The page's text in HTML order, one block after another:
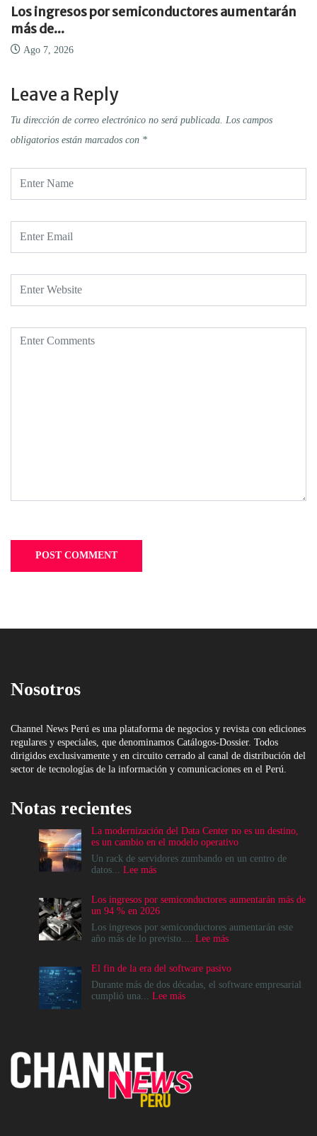
Los ingresos por semiconductores aumentarán
más de...
Ago 7, 2026
Leave a Reply
Tu dirección de correo electrónico no será publicada. Los campos
obligatorios están marcados con *
Nosotros
Channel News Perú es una plataforma de negocios y revista con ediciones
regulares y especiales, que denominamos Catálogos-Dossier. Todos
dirigidos exclusivamente y en circuito cerrado al canal de distribución del
sector de tecnologías de la información y comunicaciones en el Perú.
Notas recientes
La modernización del Data Center no es un destino,
es un cambio en el modelo operativo
Un rack de servidores zumbando en un centro de
datos... Lee más:
del
Data
Center
no
destino,
es
un
operativo
Los ingresos por semiconductores aumentarán más de
un 94 % en 2026
Los ingresos por semiconductores aumentarán este
año más de lo previsto.... Lee más:
por
semiconductores
El fin de la era del software pasivo
Durante más de dos décadas, el software empresarial
cumplió una... Lee más:
software
pasivo